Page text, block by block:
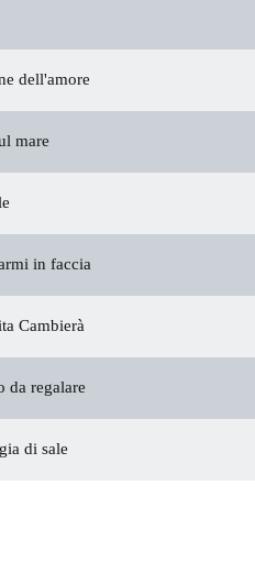
dell'amore
mare
in faccia
Cambierà
da regalare
di sale